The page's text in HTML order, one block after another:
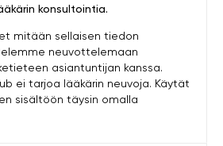
konsultointia.
mitään sellaisen tiedon
neuvottelemaan
asiantuntijan kanssa.
ei tarjoa lääkärin neuvoja. Käytät
sisältöön täysin omalla